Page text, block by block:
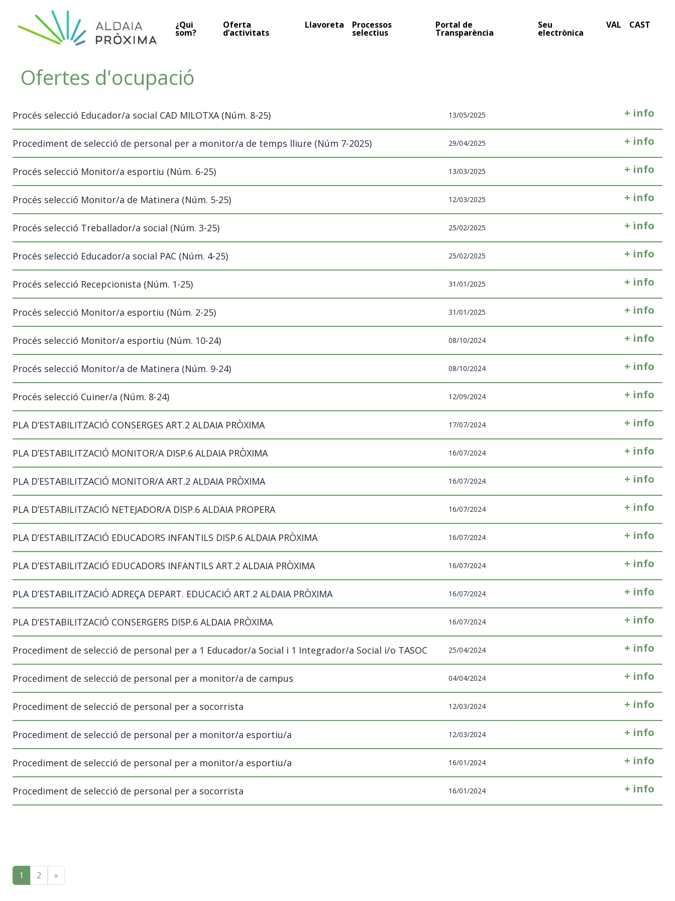
Vés al contingut
Navegació principal
¿Qui
som?
Oferta
d’activitats
Llavoreta Processos
selectius
Portal de
Transparència
Seu
electrònica
VAL CAST
Ofertes d'ocupació
Procés selecció Educador/a social CAD MILOTXA (Núm. 8-25) 13/05/2025 + info
Procediment de selecció de personal per a monitor/a de temps lliure (Núm 7-2025) 29/04/2025 + info
Procés selecció Monitor/a esportiu (Núm. 6-25) 13/03/2025 + info
Procés selecció Monitor/a de Matinera (Núm. 5-25) 12/03/2025 + info
Procés selecció Treballador/a social (Núm. 3-25) 25/02/2025 + info
Procés selecció Educador/a social PAC (Núm. 4-25) 25/02/2025 + info
Procés selecció Recepcionista (Núm. 1-25) 31/01/2025 + info
Procés selecció Monitor/a esportiu (Núm. 2-25) 31/01/2025 + info
Procés selecció Monitor/a esportiu (Núm. 10-24) 08/10/2024 + info
Procés selecció Monitor/a de Matinera (Núm. 9-24) 08/10/2024 + info
Procés selecció Cuiner/a (Núm. 8-24) 12/09/2024 + info
PLA D’ESTABILITZACIÓ CONSERGES ART.2 ALDAIA PRÒXIMA 17/07/2024 + info
PLA D’ESTABILITZACIÓ MONITOR/A DISP.6 ALDAIA PRÒXIMA 16/07/2024 + info
PLA D’ESTABILITZACIÓ MONITOR/A ART.2 ALDAIA PRÒXIMA 16/07/2024 + info
PLA D’ESTABILITZACIÓ NETEJADOR/A DISP.6 ALDAIA PROPERA 16/07/2024 + info
PLA D’ESTABILITZACIÓ EDUCADORS INFANTILS DISP.6 ALDAIA PRÒXIMA 16/07/2024 + info
PLA D’ESTABILITZACIÓ EDUCADORS INFANTILS ART.2 ALDAIA PRÒXIMA 16/07/2024 + info
PLA D’ESTABILITZACIÓ ADREÇA DEPART. EDUCACIÓ ART.2 ALDAIA PRÒXIMA 16/07/2024 + info
PLA D’ESTABILITZACIÓ CONSERGERS DISP.6 ALDAIA PRÒXIMA 16/07/2024 + info
Procediment de selecció de personal per a 1 Educador/a Social i 1 Integrador/a Social i/o TASOC 25/04/2024 + info
Procediment de selecció de personal per a monitor/a de campus 04/04/2024 + info
Procediment de selecció de personal per a socorrista 12/03/2024 + info
Procediment de selecció de personal per a monitor/a esportiu/a 12/03/2024 + info
Procediment de selecció de personal per a monitor/a esportiu/a 16/01/2024 + info
Procediment de selecció de personal per a socorrista 16/01/2024 + info
Navegació de les entrades
1 2 »